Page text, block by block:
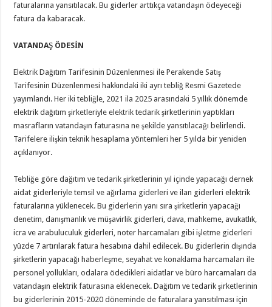
faturalarına yansıtılacak. Bu giderler arttıkça vatandaşın ödeyeceği
fatura da kabaracak.
VATANDAŞ ÖDESİN
Elektrik Dağıtım Tarifesinin Düzenlenmesi ile Perakende Satış
Tarifesinin Düzenlenmesi hakkındaki iki ayrı tebliğ Resmi Gazetede
yayımlandı. Her iki tebliğle, 2021 ila 2025 arasındaki 5 yıllık dönemde
elektrik dağıtım şirketleriyle elektrik tedarik şirketlerinin yaptıkları
masrafların vatandaşın faturasına ne şekilde yansıtılacağı belirlendi.
Tarifelere ilişkin teknik hesaplama yöntemleri her 5 yılda bir yeniden
açıklanıyor.
Tebliğe göre dağıtım ve tedarik şirketlerinin yıl içinde yapacağı dernek
aidat giderleriyle temsil ve ağırlama giderleri ve ilan giderleri elektrik
faturalarına yüklenecek. Bu giderlerin yanı sıra şirketlerin yapacağı
denetim, danışmanlık ve müşavirlik giderleri, dava, mahkeme, avukatlık,
icra ve arabuluculuk giderleri, noter harcamaları gibi işletme giderleri
yüzde 7 artırılarak fatura hesabına dahil edilecek. Bu giderlerin dışında
şirketlerin yapacağı haberleşme, seyahat ve konaklama harcamaları ile
personel yollukları, odalara ödedikleri aidatlar ve büro harcamaları da
vatandaşın elektrik faturasına eklenecek. Dağıtım ve tedarik şirketlerinin
bu giderlerinin 2015-2020 döneminde de faturalara yansıtılması için